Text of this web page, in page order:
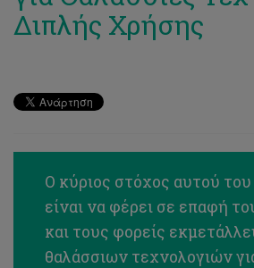
Διπλής Χρήσης
Ο κύριος στόχος αυτού
είναι να φέρει σε επαφή
και τους φορείς
θαλάσσιων τεχνολογιών